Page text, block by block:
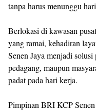
tanpa harus menunggu
Berlokasi di kawasan
yang ramai, kehadiran
Senen Jaya menjadi
pedagang, maupun
padat pada hari kerja.
Pimpinan BRI KCP